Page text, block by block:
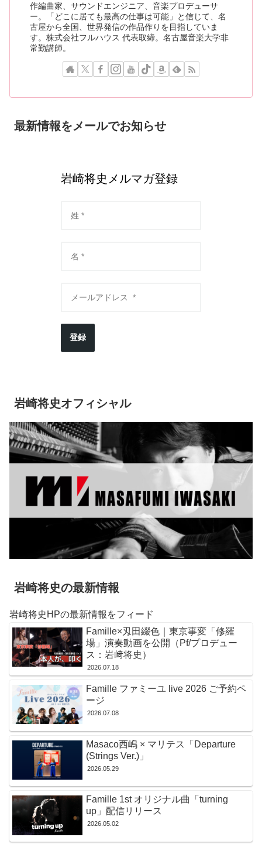
作編曲家、サウンドエンジニア、音楽プロデューサ
ー。「どこに居ても最高の仕事は可能」と信じて、名
古屋から全国、世界発信の作品作りを目指していま
す。株式会社フルハウス 代表取締。名古屋音楽大学非
常勤講師。
最新情報をメールでお知らせ
岩崎将史メルマガ登録
登録
岩崎将史オフィシャル
岩崎将史の最新情報
岩崎将史HPの最新情報をフィード
Famille×刄田綴色｜東京事変「修羅
場」演奏動画を公開（Pf/プロデュー
ス：岩﨑将史）
2026.07.18
Famille ファミーユ live 2026 ご予約ペ
ージ
2026.07.08
Masaco西嶋 × マリテス「Departure
(Strings Ver.)」
2026.05.29
Famille 1st オリジナル曲「turning
up」配信リリース
2026.05.02